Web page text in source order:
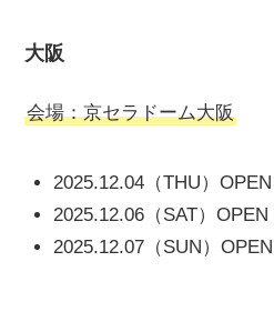
大阪
会場：京セラドーム大阪
2025.12.04（THU）
2025.12.06（SAT）
2025.12.07（SUN）